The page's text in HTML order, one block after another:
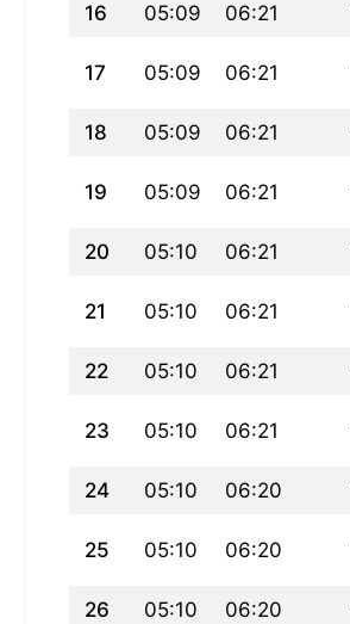
16 05:09 06:21
17 05:09 06:21
18 05:09 06:21
19 05:09 06:21
20 05:10 06:21
21 05:10 06:21
22 05:10 06:21
23 05:10 06:21
24 05:10 06:20
25 05:10 06:20
26 05:10 06:20